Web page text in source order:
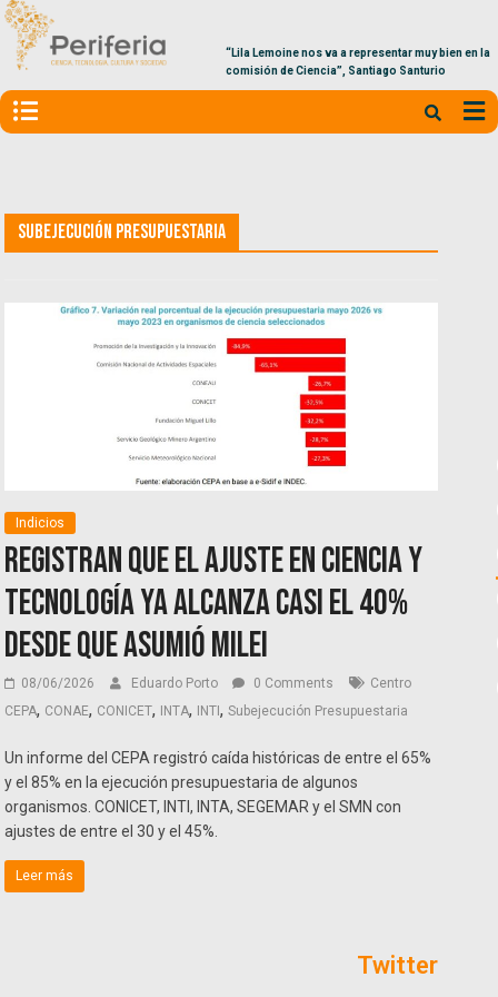
“Lila Lemoine nos va a representar muy bien en la
comisión de Ciencia”, Santiago Santurio
Subejecución Presupuestaria
Indicios
Registran que el ajuste en ciencia y
tecnología ya alcanza casi el 40%
desde que asumió Milei
08/06/2026 Eduardo Porto 0 Comments
Centro
CEPA, CONAE, CONICET, INTA, INTI,Subejecución Presupuestaria
Un informe del CEPA registró caída históricas de entre el 65%
y el 85% en la ejecución presupuestaria de algunos
organismos. CONICET, INTI, INTA, SEGEMAR y el SMN con
ajustes de entre el 30 y el 45%.
Leer más
Twitter